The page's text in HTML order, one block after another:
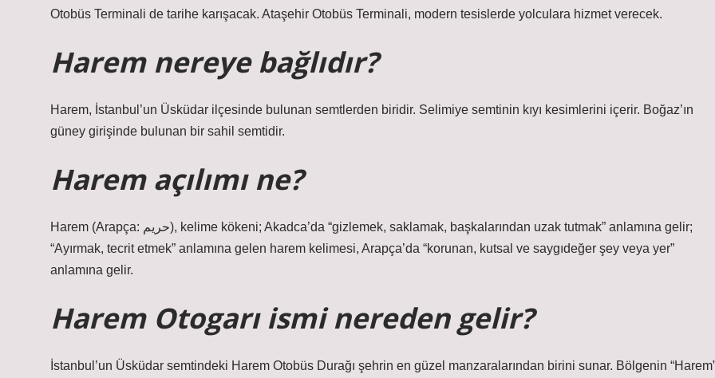
Otobüs Terminali de tarihe karışacak. Ataşehir Otobüs Terminali, modern tesislerde yolculara hizmet verecek.
Harem nereye bağlıdır?
Harem, İstanbul’un Üsküdar ilçesinde bulunan semtlerden biridir. Selimiye semtinin kıyı kesimlerini içerir. Boğaz’ın
güney girişinde bulunan bir sahil semtidir.
Harem açılımı ne?
Harem (Arapça: حريم), kelime kökeni; Akadca’da “gizlemek, saklamak, başkalarından uzak tutmak” anlamına gelir;
“Ayırmak, tecrit etmek” anlamına gelen harem kelimesi, Arapça’da “korunan, kutsal ve saygıdeğer şey veya yer”
anlamına gelir.
Harem Otogarı ismi nereden gelir?
İstanbul’un Üsküdar semtindeki Harem Otobüs Durağı şehrin en güzel manzaralarından birini sunar. Bölgenin